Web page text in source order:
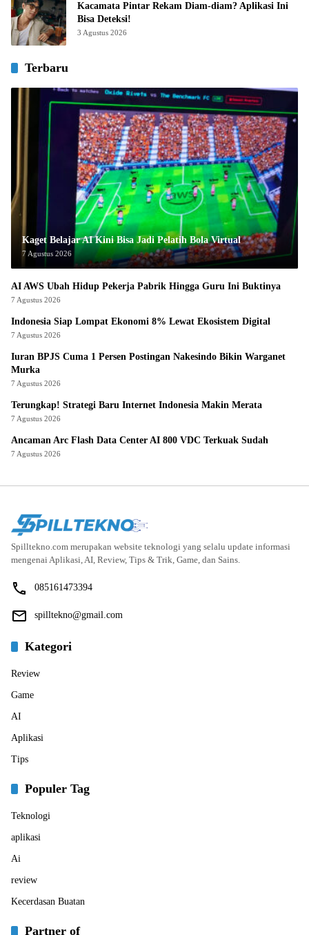
Kacamata Pintar Rekam Diam-diam? Aplikasi Ini
Bisa Deteksi!
3 Agustus 2026
Terbaru
Kaget Belajar AI Kini Bisa Jadi Pelatih Bola Virtual
7 Agustus 2026
AI AWS Ubah Hidup Pekerja Pabrik Hingga Guru Ini Buktinya
7 Agustus 2026
Indonesia Siap Lompat Ekonomi 8% Lewat Ekosistem Digital
7 Agustus 2026
Iuran BPJS Cuma 1 Persen Postingan Nakesindo Bikin Warganet
Murka
7 Agustus 2026
Terungkap! Strategi Baru Internet Indonesia Makin Merata
7 Agustus 2026
Ancaman Arc Flash Data Center AI 800 VDC Terkuak Sudah
7 Agustus 2026
Spilltekno.com merupakan website teknologi yang selalu update informasi
mengenai Aplikasi, AI, Review, Tips & Trik, Game, dan Sains.
085161473394
spilltekno@gmail.com
Kategori
Review
Game
AI
Aplikasi
Tips
Populer Tag
Teknologi
aplikasi
Ai
review
Kecerdasan Buatan
Partner of